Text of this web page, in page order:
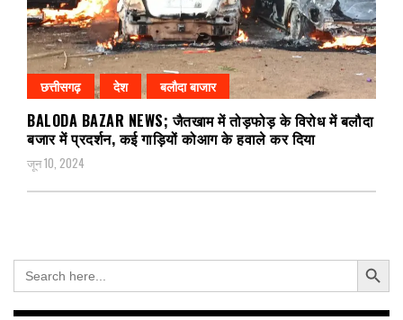
छत्तीसगढ़ देश बलौदा बाजार
BALODA BAZAR NEWS; जैतखाम में तोड़फोड़ के विरोध में बलौदा
बजार में प्रदर्शन, कई गाड़ियों कोआग के हवाले कर दिया
जून 10, 2024
Search
for:
Search Button